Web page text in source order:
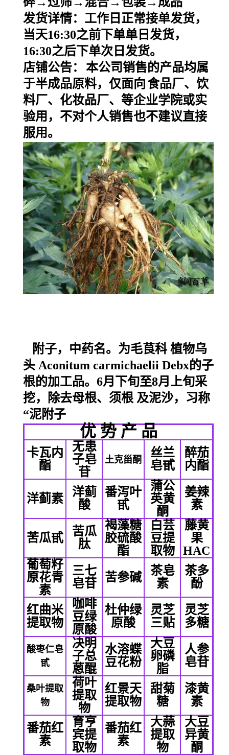
发货详情：工作日正常接单发货，
当天16:30之前下单单日发货，
16:30之后下单次日发货。
店铺公告：
本公司销售的产品均属
于半成品原料，仅面向食品厂、饮
料厂、化妆品厂、等企业学院或实
验用，不对个人销售也不建议直接
服用。
附子，中药名。为毛茛科 植物乌
头 Aconitum carmichaelii Debx的子
根的加工品。6月下旬至8月上旬采
挖，除去母根、 须根 及泥沙，习称
“泥附子
优 势 产 品
卡瓦内
酯
无患
子皂
苷
土克甾酮
丝兰
皂甙
醉茄
内酯
洋蓟素
洋蓟
酸
番泻叶
甙
蒲公
英黄
酮
姜辣
素
苦瓜甙
苦瓜
肽
褐藻糖
胶硫酸
酯
白芸
豆提
取物
藤黄
果
HAC
葡萄籽
原花青
素
三七
皂苷
苦参碱
茶皂
素
茶多
酚
红曲米
提取物
咖啡
豆绿
原酸
杜仲绿
原酸
灵芝
三贴
灵芝
多糖
酸枣仁皂
甙
决明
子总
蒽醌
水溶蝶
豆花粉
大豆
卵磷
脂
人参
皂苷
桑叶提取
物
荷叶
提取
物
红景天
提取物
甜菊
糖
漆黄
素
番茄红
素
育亨
宾提
取物
番茄红
素
大蒜
提取
物
大豆
异黄
酮